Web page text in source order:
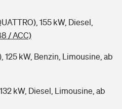
155 kW, Diesel,
/ ACC)
125 kW, Benzin, Limousine, ab
kW, Diesel, Limousine, ab